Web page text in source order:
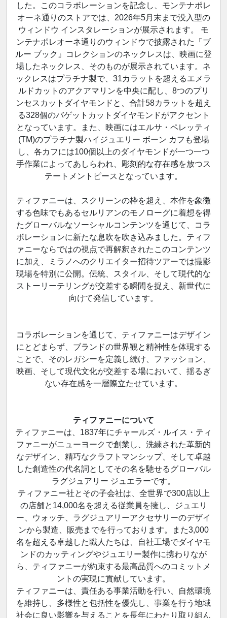
した。このコラボレーションを記念し、モンテナポレ
オーネ通りのストアでは、2026年5月末まで没入型の
ウィンドウ インスタレーションが展示されます。 モ
ンテナポレオーネ通りのウィンドウで披露された「ブ
ルー ブック』コレクションのネックレスは、映画に登
場したネックレス、そのものが展示されています。ネ
ックレスはプラチナ製で、31カラットを超えるエメラ
ルドカットのアクアマリンを中央に配し、8つのプリ
ンセスカットダイヤモンドと、合計58カラットを超え
る328個のバゲットカットダイヤモンドがアクセント
となっています。また、映画にはエルサ・ペレッティ
(TM)のプラチナ製ハイジュエリー ボーン カフも登場
し、各カフには100個以上のダイヤモンドが一つ一つ
手作業によってあしらわれ、彫刻的な存在感を放つス
テートメントピースとなっています。
ティファニーは、スクリーンの枠を超え、本作を象徴
する色味でもあるセルリアンのモノローグに着想を得
たグローバルなソーシャルコンテンツを通じて、コラ
ボレーションに新たな息吹を吹き込みました。ティフ
ァニーならではの視点で再解釈されたこのコンテンツ
に加え、ミラノへのクリエイター招待ツアーでは撮影
現場を特別に公開。伝統、スタイル、そして現代的な
ストーリーテリングが交差する瞬間を捉え、新世代に
向けて発信しています。
コラボレーションを通じて、ティファニーはデザイン
にとどまらず、ブランドの世界観と精神性を体現する
ことで、そのレガシーを定義し続け、ファッション、
映画、そして現代文化が交差する場において、揺るぎ
ない存在感を一層際立たせています。
ティファニーについて
ティファニーは、1837年にチャールズ・ルイス・ティ
ファニーがニューヨークで創業し、洗練された革新的
なデザイン、精巧なクラフトマンシップ、そして卓越
した創造性の代名詞としてその名を馳せるグローバル
ラグジュアリー ジュエラーです。
ティファニー社とその子会社は、全世界で300店以上
の店舗と14,000名を超える従業員を擁し、ジュエリ
ー、ウォッチ、ラグジュアリーアクセサリーのデザイ
ンから製造、販売までを行っております。また3,000
名を超える卓越した職人たちは、自社工場でダイヤモ
ンドのカッティングやジュエリー製作に携わりなが
ら、ティファニーが約束する最高品質へのコミットメ
ントの実現に貢献しています。
ティファニーは、責任ある事業活動を行い、自然環境
を維持し、多様性と包括性を優先し、事業を行う地域
社会に良い影響を与えることを長年にわたり取り組ん